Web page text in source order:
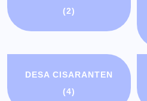
(2)
DESA CISARANTEN
(4)